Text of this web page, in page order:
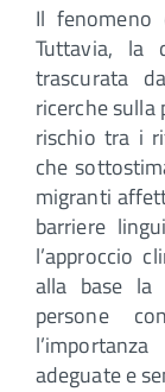
Il
Tuttavia, la
trascurata
ricerche sulla
rischio tra i
che
migranti
barriere
l’approccio
alla base la
persone
adeguate e